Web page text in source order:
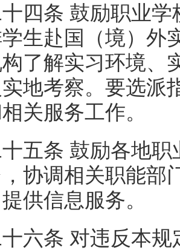
条 鼓励职业学
生赴国（境）外
了解实习环境、
地考察。要选派
相关服务工作。
条 鼓励各地职
协调相关职能部
供信息服务。
条 对违反本规